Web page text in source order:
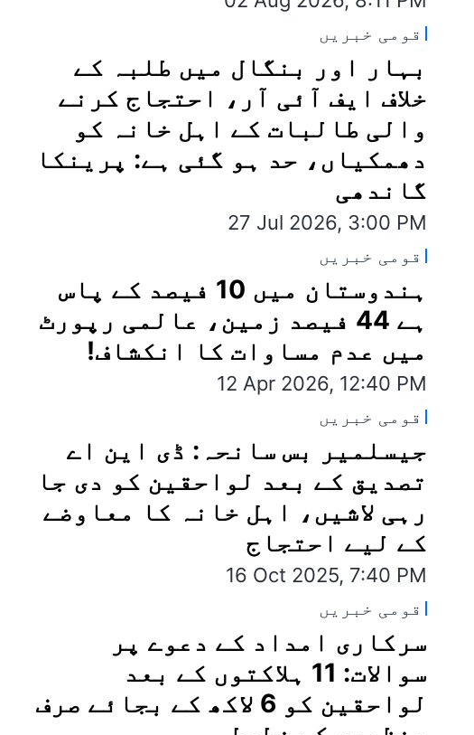
قومی خبریں
بہار اور بنگال میں طلبہ کے
خلاف ایف آئی آر، احتجاج کرنے
والی طالبات کے اہل خانہ کو
دھمکیاں، حد ہو گئی ہے: پرینکا
گاندھی
27 Jul 2026, 3:00 PM
قومی خبریں
ہندوستان میں 10 فیصد کے پاس
ہے 44 فیصد زمین، عالمی رپورٹ
میں عدم مساوات کا انکشاف!
12 Apr 2026, 12:40 PM
قومی خبریں
جیسلمیر بس سانحہ: ڈی این اے
تصدیق کے بعد لواحقین کو دی جا
رہی لاشیں، اہل خانہ کا معاوضے
کے لیے احتجاج
16 Oct 2025, 7:40 PM
قومی خبریں
سرکاری امداد کے دعوے پر
سوالات: 11 ہلاکتوں کے بعد
لواحقین کو 6 لاکھ کے بجائے صرف